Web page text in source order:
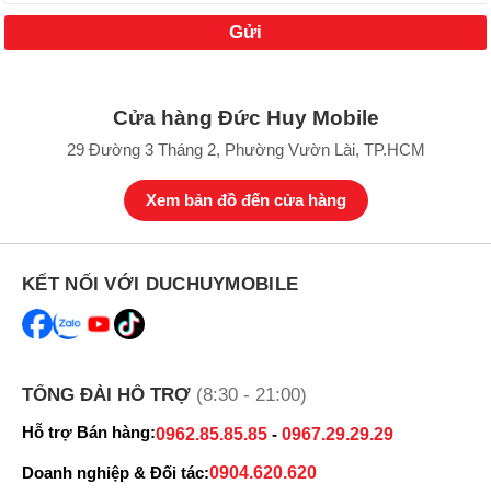
Cửa hàng Đức Huy Mobile
29 Đường 3 Tháng 2, Phường Vườn Lài, TP.HCM
Xem bản đồ đến cửa hàng
KẾT NỐI VỚI DUCHUYMOBILE
TỔNG ĐÀI HỖ TRỢ (8:30 - 21:00)
Hỗ trợ Bán hàng:0962.85.85.85 - 0967.29.29.29
Doanh nghiệp & Đối tác:0904.620.620